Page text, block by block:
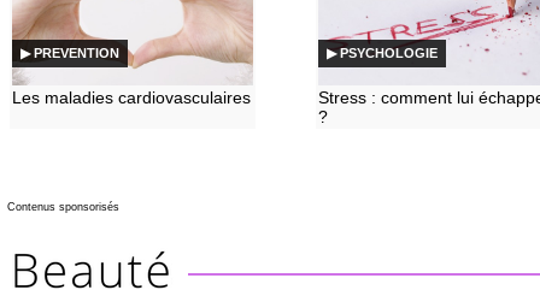
▶ PREVENTION
Les maladies cardiovasculaires
▶ PSYCHOLOGIE
Stress : comment lui
?
Contenus sponsorisés